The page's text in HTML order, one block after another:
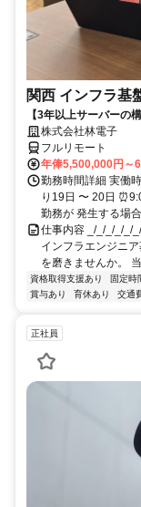
関西 インフラ基
【3年以上サーバーの
株式会社林電子
フルリモート
年俸5,500,000円～
勤務時間詳細 実働
り19日 〜 20日
勤務が 発生する場
仕事内容 _/_/_/_/_/
インフラエンジニ
を磨きませんか。
資格取得支援あり 固定時
賞与あり
育休あり 交通
正社員